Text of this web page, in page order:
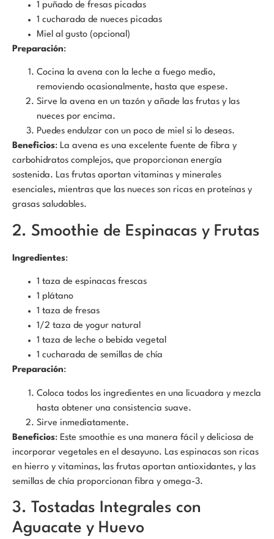
1 puñado de fresas picadas
1 cucharada de nueces picadas
Miel al gusto (opcional)
Preparación:
Cocina la avena con la leche a fuego medio,
removiendo ocasionalmente, hasta que espese.
Sirve la avena en un tazón y añade las frutas y las
nueces por encima.
Puedes endulzar con un poco de miel si lo deseas.
Beneficios: La avena es una excelente fuente de fibra y
carbohidratos complejos, que proporcionan energía
sostenida. Las frutas aportan vitaminas y minerales
esenciales, mientras que las nueces son ricas en proteínas y
grasas saludables.
2. Smoothie de Espinacas y Frutas
Ingredientes:
1 taza de espinacas frescas
1 plátano
1 taza de fresas
1/2 taza de yogur natural
1 taza de leche o bebida vegetal
1 cucharada de semillas de chía
Preparación:
Coloca todos los ingredientes en una licuadora y mezcla
hasta obtener una consistencia suave.
Sirve inmediatamente.
Beneficios: Este smoothie es una manera fácil y deliciosa de
incorporar vegetales en el desayuno. Las espinacas son ricas
en hierro y vitaminas, las frutas aportan antioxidantes, y las
semillas de chía proporcionan fibra y omega-3.
3. Tostadas Integrales con
Aguacate y Huevo